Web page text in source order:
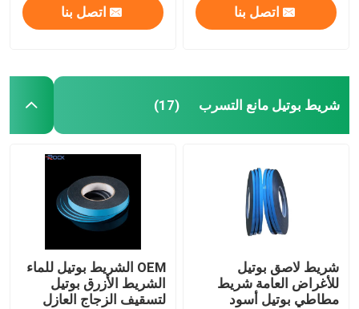
اتصل بنا اتصل بنا
شريط بوتيل مانع التسرب (17)
شريط لاصق بوتيل
للأغراض العامة شريط
مطاطي بوتيل أسود
OEM الشريط بوتيل للماء
الشريط الأزرق بوتيل
لتسقيف الزجاج العازل